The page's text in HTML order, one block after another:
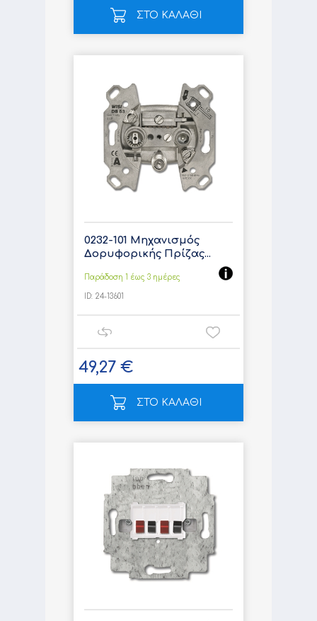
ΣΤΟ ΚΑΛΑΘΙ
0232-101 Μηχανισμός
Δορυφορικής Πρίζας...
Παράδοση 1 έως 3 ημέρες
ID: 24-13601
49,27 €
ΣΤΟ ΚΑΛΑΘΙ